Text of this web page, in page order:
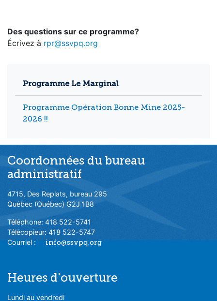
Des questions sur ce programme?
Écrivez à rpr@ssvpq.org
Programme Le Marginal
Programme Opération Bonne Mine 2025-
2026 !!
Coordonnées du bureau
administratif
4715, Des Replats, bureau 295
Québec (Québec) G2J 1B8
Téléphone: 418 522-5741
Télécopieur: 418 522-5747
Courriel :
info@ssvpq.org
Heures d'ouverture
Lundi au vendredi